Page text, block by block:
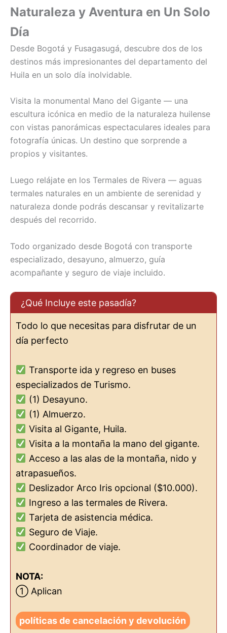
Naturaleza y Aventura en Un Solo
Día
Desde Bogotá y Fusagasugá, descubre dos de los
destinos más impresionantes del departamento del
Huila en un solo día inolvidable.
Visita la monumental Mano del Gigante — una
escultura icónica en medio de la naturaleza huilense
con vistas panorámicas espectaculares ideales para
fotografía únicas. Un destino que sorprende a
propios y visitantes.
Luego relájate en los Termales de Rivera — aguas
termales naturales en un ambiente de serenidad y
naturaleza donde podrás descansar y revitalizarte
después del recorrido.
Todo organizado desde Bogotá con transporte
especializado, desayuno, almuerzo, guía
acompañante y seguro de viaje incluido.
¿Qué Incluye este pasadía?
Todo lo que necesitas para disfrutar de un
día perfecto
Transporte ida y regreso en buses
especializados de Turismo.
(1) Desayuno.
(1) Almuerzo.
Visita al Gigante, Huila.
Visita a la montaña la mano del gigante.
Acceso a las alas de la montaña, nido y
atrapasueños.
Deslizador Arco Iris opcional ($10.000).
Ingreso a las termales de Rivera.
Tarjeta de asistencia médica.
Seguro de Viaje.
Coordinador de viaje.
NOTA:
① Aplican
políticas de cancelación y devolución